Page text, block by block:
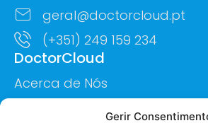
Gerir
geral@doctorcloud.pt
(+351) 249 159 234
DoctorCloud
Acerca de Nós